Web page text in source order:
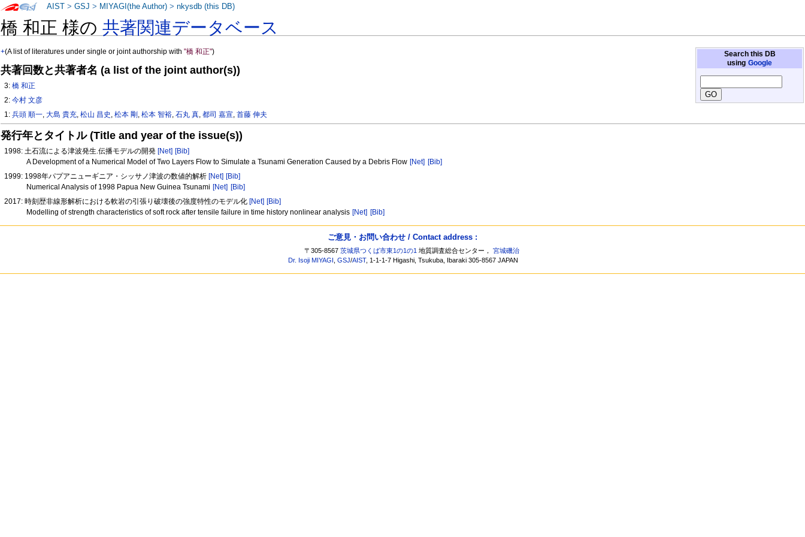
橋 和正 様の共著関連データベース
Search this DB
using Google
+(A list of literatures under single or joint authorship with"橋 和正")
共著回数と共著者名 (a list of the joint author(s))
3:橋 和正
2:今村 文彦
1:兵頭 順一,大島 貴充,松山 昌史 ,松本 剛 ,松本 智裕,石丸 真,都司 嘉宣,首藤 伸夫
発行年とタイトル (Title and year of the issue(s))
1998: 土石流による津波発生.伝播モデルの開発 [Net] [Bib]
A Development of a Numerical Model of Two Layers Flow to Simulate a Tsunami Generation Caused by a Debris Flow [Net] [Bib]
1999: 1998年パプアニューギニア・シッサノ津波の数値的解析 [Net] [Bib]
Numerical Analysis of 1998 Papua New Guinea Tsunami [Net] [Bib]
2017: 時刻歴非線形解析における軟岩の引張り破壊後の強度特性のモデル化 [Net] [Bib]
Modelling of strength characteristics of soft rock after tensile failure in time history nonlinear analysis [Net] [Bib]
AIST >GSJ > MIYAGI(the Author) >nkysdb (this DB)
ご意見・お問い合わせ / Contact address :
〒305-8567茨城県つくば市東1の1の1 地質調査総合センター，宮城磯治
Dr. Isoji MIYAGI
,GSJ/AIST, 1-1-1-7 Higashi, Tsukuba, Ibaraki 305-8567 JAPAN